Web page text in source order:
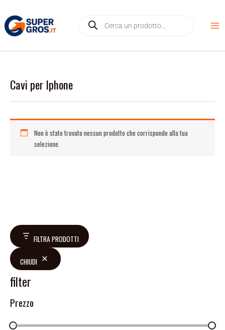
contenuto
search
FILTRA PRODOTTI
CHIUDI
filter
Prezzo
i
s
i
b
Cavi per Iphone
Non è stato trovato nessun prodotto che corrisponde alla tua
selezione.